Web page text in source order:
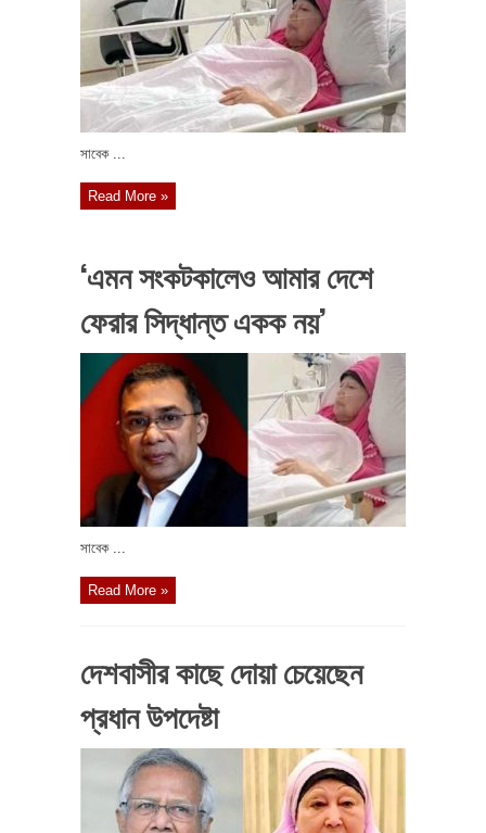
সাবেক ...
Read More »
‘এমন সংকটকালেও আমার দেশে
ফেরার সিদ্ধান্ত একক নয়’
সাবেক ...
Read More »
দেশবাসীর কাছে দোয়া চেয়েছেন
প্রধান উপদেষ্টা